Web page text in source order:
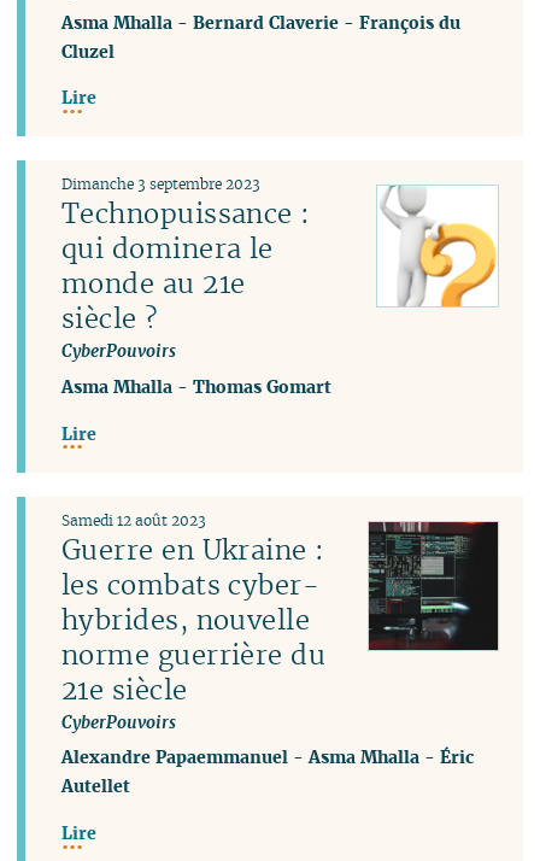
Asma Mhalla -Bernard Claverie -François du
Cluzel
Lire
Technopuissance :
qui dominera le
monde au 21e
siècle ?
CyberPouvoirs
Dimanche 3 septembre 2023
Asma Mhalla -Thomas Gomart
Lire
Guerre en Ukraine :
les combats cyber-
hybrides, nouvelle
norme guerrière du
21e siècle
CyberPouvoirs
Samedi 12 août 2023
Alexandre Papaemmanuel -Asma Mhalla -Éric
Autellet
Lire